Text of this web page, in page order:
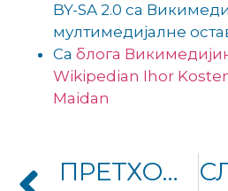
BY-SA 2.0 са
мултимедијалне
Са блога
Wikipedian Ihor
Maidan
ПРЕТХОДНИ ЧЛАНАК